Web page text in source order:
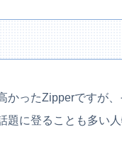
かったZipperですが
題に登ることも多い人